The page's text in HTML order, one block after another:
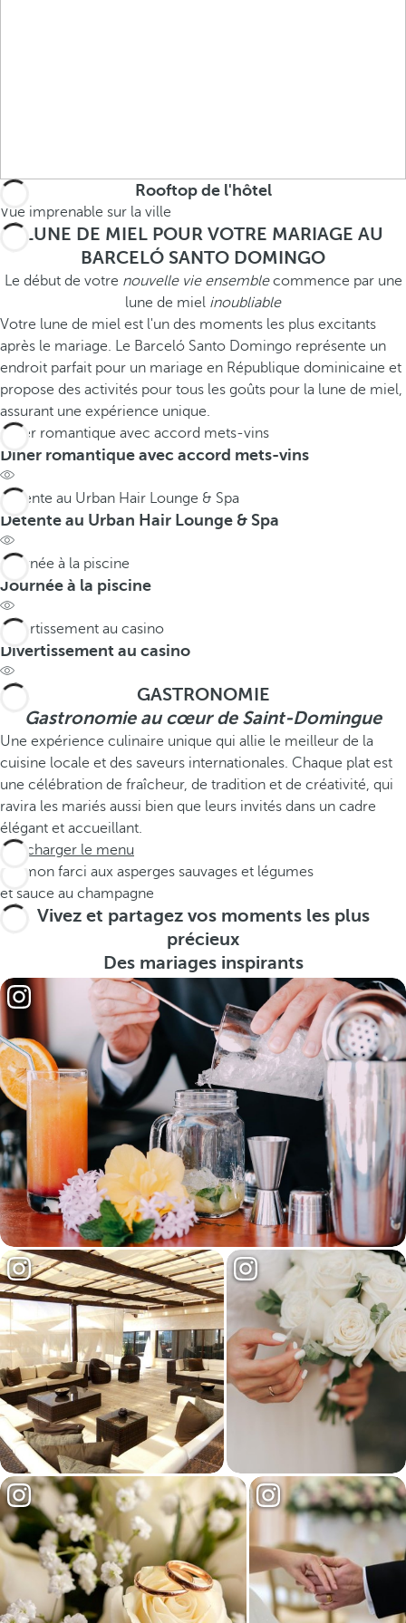
Rooftop de l'hôtel
Vue imprenable sur la ville
LUNE DE MIEL POUR VOTRE MARIAGE AU
BARCELÓ SANTO DOMINGO
Le début de votre nouvelle vie ensemblecommence par une
lune de miel inoubliable
Votre lune de miel est l'un des moments les plus excitants
après le mariage. Le Barceló Santo Domingo représente un
endroit parfait pour un mariage en République dominicaine et
propose des activités pour tous les goûts pour la lune de miel,
assurant une expérience unique.
Dîner romantique avec accord mets-vins
Dîner romantique avec accord mets-vins
Détente au Urban Hair Lounge & Spa
Détente au Urban Hair Lounge & Spa
Journée à la piscine
Journée à la piscine
Divertissement au casino
Divertissement au casino
GASTRONOMIE
Gastronomie au cœur de Saint-Domingue
Une expérience culinaire unique qui allie le meilleur de la
cuisine locale et des saveurs internationales. Chaque plat est
une célébration de fraîcheur, de tradition et de créativité, qui
ravira les mariés aussi bien que leurs invités dans un cadre
élégant et accueillant.
Télécharger le menu
Saumon farci aux asperges sauvages et légumes
et sauce au champagne
Vivez et partagez vos moments les plus
précieux
Des mariages inspirants